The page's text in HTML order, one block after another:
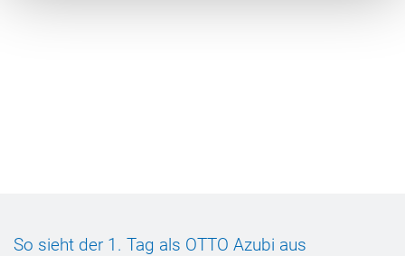
So sieht der 1. Tag als OTTO Azubi aus